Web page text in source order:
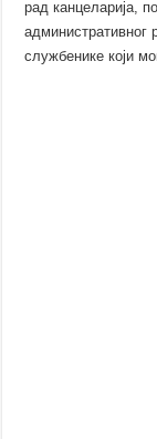
рад канцеларија,
службенике који